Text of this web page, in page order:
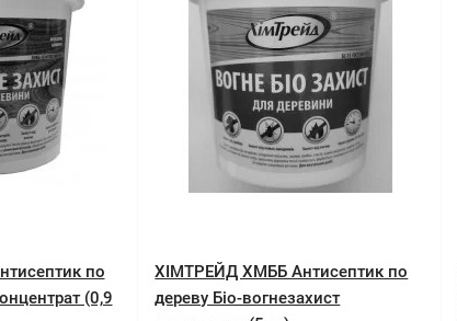
по
(0,9
ХІМТРЕЙД ХМББ Антисептик по
дереву Біо-вогнезахист